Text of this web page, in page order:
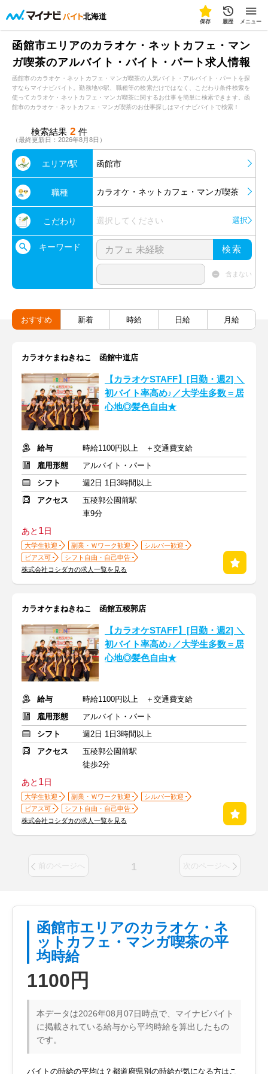
北海道
保存 履歴 メニュー
函館市エリアのカラオケ・ネットカフェ・マン
ガ喫茶のアルバイト・バイト・パート求人情報
函館市のカラオケ・ネットカフェ・マンガ喫茶の人気バイト・アルバイト・パートを探
すならマイナビバイト。勤務地や駅、職種等の検索だけではなく、こだわり条件検索を
使ってカラオケ・ネットカフェ・マンガ喫茶に関するお仕事を簡単に検索できます。函
館市のカラオケ・ネットカフェ・マンガ喫茶のお仕事探しはマイナビバイトで検索！
検索結果 2 件
（最終更新日：2026年8月8日）
エリア/駅 函館市
職種 カラオケ・ネットカフェ・マンガ喫茶
こだわり 選択してください 選択
キーワード 検索
含まない
おすすめ 新着 時給 日給 月給
カラオケまねきねこ 函館中道店
【カラオケSTAFF】[日勤・週2] ＼
初バイト率高め♪／大学生多数＝居
心地◎髪色自由★
給与
時給1100円以上 ＋交通費支給
雇用形態
アルバイト・パート
シフト
週2日 1日3時間以上
アクセス
五稜郭公園前駅
車9分
あと 1日
大学生歓迎 副業・Ｗワーク歓迎
シルバー歓迎
ピアス可
シフト自由・自己申告
株式会社コシダカの求人一覧を見る
カラオケまねきねこ 函館五稜郭店
【カラオケSTAFF】[日勤・週2] ＼
初バイト率高め♪／大学生多数＝居
心地◎髪色自由★
給与
時給1100円以上 ＋交通費支給
雇用形態
アルバイト・パート
シフト
週2日 1日3時間以上
アクセス
五稜郭公園前駅
徒歩2分
あと 1日
大学生歓迎 副業・Ｗワーク歓迎
シルバー歓迎
ピアス可
シフト自由・自己申告
株式会社コシダカの求人一覧を見る
前のページへ 1 次のページへ
函館市エリアのカラオケ・ネ
ットカフェ・マンガ喫茶の平
均時給
1100円
本データは2026年08月07日時点で、マイナビバイト
に掲載されている給与から平均時給を算出したもの
です。
バイトの時給の平均は？都道府県別の時給が気になる方はこ